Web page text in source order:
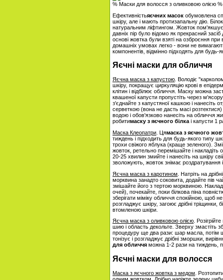
% Маски для волосся з оливковою олією %
Ефективністьяєчних масок обумовлена
шкіру, але і мають протизапальну дію.
натуральним ліфтингом. Жовток пом'якшує
давніх пір було відомо як прекрасний
основі жовтка були взяті на озброєння
домашніх умовах легко - вони не
компонентів, відмінно підходять для будь-
Яєчні маски для обличчя
Яєчна маска з капустою. Володіє
шкіру, покращує циркуляцію крові в
клітин і відбілює обличчя. Маску можна
квашеної капусти пропустіть через
з'єднайте з капустяної кашкою і
серветкою (вона не дасть масі
водою і обов'язково нанесіть на обличчя
робитимаску з яєчного білкаі капусти 1
Маска Клеопатри . Цямаска з яєчного
тиждень і підходить для будь-якого типу
трохи свіжого яблука (краще зеленого).
жовток, ретельно перемішайте і
20-25 хвилин змийте і нанесіть на шкіру
зволожують, жовток знімає роздратування
Яєчна маска з каротином . Натріть на
морквина занадто соковита, додайте пів
змішайте його з тертою морквиною.
очей), почекайте, поки білкова піна
зберігати міміку обличчя спокійною, щоб
розгладжує шкіру, загоює дрібні тріщинки,
втомленою шкіри.
Яєчна маска з оливковою олією .
шию і область декольте. Зверху змастіть
процедуру ще два рази: шар масла, потім
тонізує і розгладжує дрібні зморшки,
для обличчя можна 1-2 рази на тиждень,
Яєчні маски для волосся
Маска з яєчного жовтка з медом .